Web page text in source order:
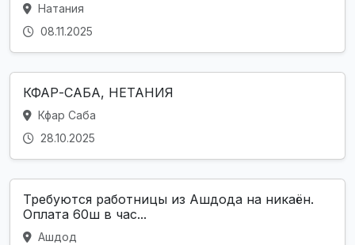
Натания
08.11.2025
КФАР-САБА, НЕТАНИЯ
Кфар Саба
28.10.2025
Требуются работницы из Ашдода на никаён.
Оплата 60ш в час...
Ашдод